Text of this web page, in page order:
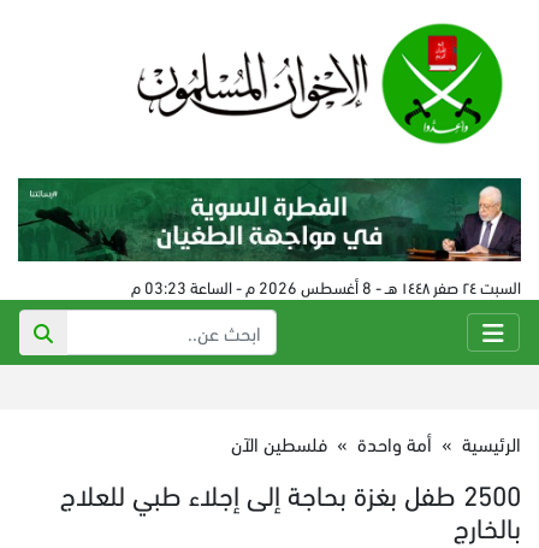
السبت ٢٤ صفر ١٤٤٨ هـ - 8 أغسطس 2026 م - الساعة 03:23 م
الرئيسية » أمة واحدة » فلسطين الآن
2500 طفل بغزة بحاجة إلى إجلاء طبي للعلاج
بالخارج